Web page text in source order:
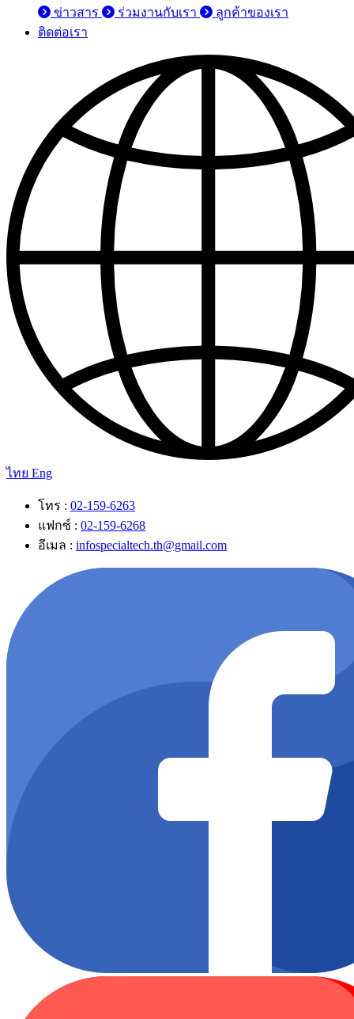
ข่าวสาร
ร่วมงานกับเรา
ลูกค้าของเรา
ติดต่อเรา
ไทย Eng
โทร : 02-159-6263
แฟกซ์ : 02-159-6268
อีเมล : infospecialtech.th@gmail.com